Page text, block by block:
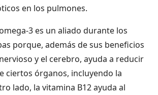
en los pulmones.
3 es un aliado durante los
porque, además de sus beneficios
y el cerebro, ayuda a reducir
ciertos órganos, incluyendo la
lado, la vitamina B12 ayuda al